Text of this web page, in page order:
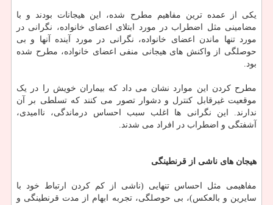
یکی از عمده ترین مفاهیم مطرح شده، این هیجانات بودند و با
مضامینی مثل اضطراب در مورد ابتلای اعضای خانواده، نگرانی در
مورد تنها ماندن اعضای خانواده، نگرانی در مورد آینده آنها و بی
حوصلگی از واکنش های هیجانی منفی اعضای خانواده، مطرح شده
بود.
مطرح کردن این موارد نشان می داد که بیماران خویش را در یک
موقعیت غیرقابل کنترل و دشوار تصور می کنند که تسلطی بر آن
ندارند. این نگرانی ها اغلب سبب احساس درماندگی، ناامیدی،
آشفتگی و اضطراب در افراد می شدند.
هیجان های ناشی از قرنطینگی
مفاهیمی مثل احساس تنهایی (ناشی از کم کردن ارتباط خود با
سایرین و بالعکس)، بی حوصلگی، تجربه ابهام از مدت قرنطینگی و